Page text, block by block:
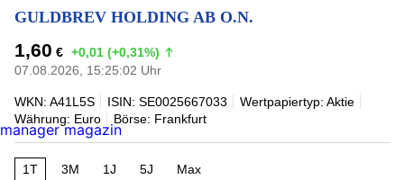
GULDBREV HOLDING AB O.N.
1,60 € +0,01 (+0,31%)
07.08.2026, 15:25:02 Uhr
WKN: A41L5S ISIN: SE0025667033
Wertpapiertyp: Aktie
Währung: Euro
Börse: Frankfurt
1T 3M 1J 5J Max
manager magazin